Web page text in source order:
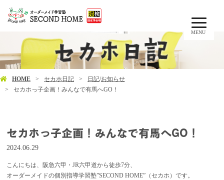
MENU
HOME セカホ日記 日記/お知らせ
セカホっ子企画！みんなで有馬へGO！
セカホっ子企画！みんなで有馬へGO！
2024.06.29
こんにちは、阪急六甲・JR六甲道から徒歩7分、
オーダーメイドの個別指導学習塾”SECOND HOME”（セカホ）です。